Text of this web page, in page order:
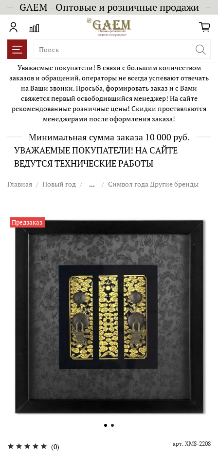
GAEM - Оптовые и розничные продажи
Уважаемые покупатели! В связи с большим количеством
заказов и обращений, операторы не всегда успевают отвечать
на Ваши звонки. Просьба, формировать заказ и с Вами
свяжется первый освободившийся менеджер! На сайте
рекомендованные розничные цены! Скидки проставляются
менеджерами после оформления заказа!
Минимальная сумма заказа 10 000 руб.
УВАЖАЕМЫЕ ПОКУПАТЕЛИ! НА САЙТЕ
ВЕДУТСЯ ТЕХНИЧЕСКИЕ РАБОТЫ
Главная Новый год ... Символ года Другие бренды
Предзаказ
(0) арт. XMS-2208